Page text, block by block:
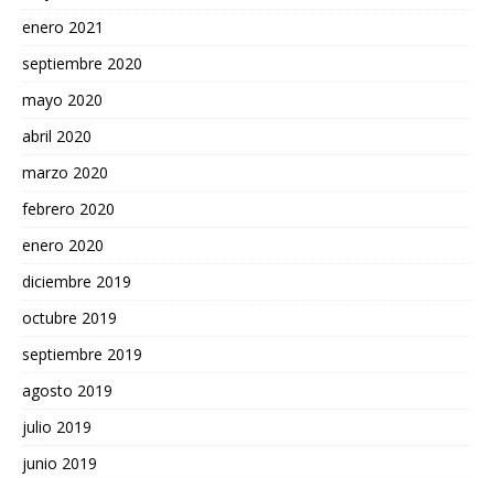
enero 2021
septiembre 2020
mayo 2020
abril 2020
marzo 2020
febrero 2020
enero 2020
diciembre 2019
octubre 2019
septiembre 2019
agosto 2019
julio 2019
junio 2019